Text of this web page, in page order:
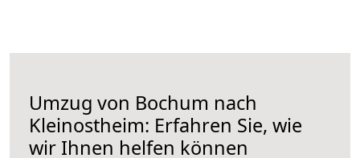
Umzug von Bochum nach
Kleinostheim: Erfahren Sie, wie
wir Ihnen helfen können